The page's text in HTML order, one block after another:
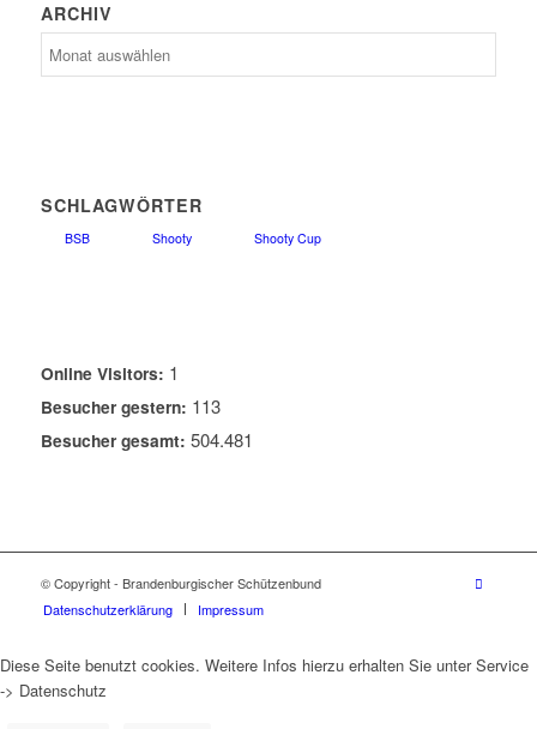
ARCHIV
Archiv
SCHLAGWÖRTER
BSB Shooty Shooty Cup
Online Visitors: 1
Besucher gestern: 113
Besucher gesamt: 504.481
© Copyright - Brandenburgischer Schützenbund
Datenschutzerklärung
Impressum
Diese Seite benutzt cookies. Weitere Infos hierzu erhalten Sie unter Service
-> Datenschutz